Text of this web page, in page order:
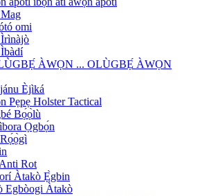
omi
ÀWỌN ... OLÙGBẸ́ ÀWỌN
Èjìká
Pẹpẹ Holster Tactical
Bọ́ọ̀lù
Ọgbọ́n
Rot
Àtakò Ẹ̀gbin
Egbòogi Àtakò